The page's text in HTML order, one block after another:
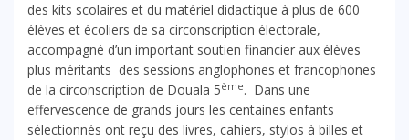
des kits scolaires et du matériel didactique à plus de 600
élèves et écoliers de sa circonscription électorale,
accompagné d’un important soutien financier aux élèves
plus méritants des sessions anglophones et francophones
de la circonscription de Douala 5ème. Dans une
effervescence de grands jours les centaines enfants
sélectionnés ont reçu des livres, cahiers, stylos à billes et